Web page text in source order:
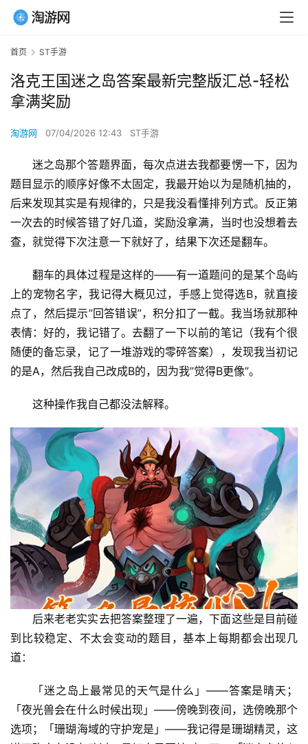
首页 ST手游
洛克王国迷之岛答案最新完整版汇总-轻松
拿满奖励
淘游网 07/04/2026 12:43 ST手游
迷之岛那个答题界面，每次点进去我都要愣一下，因为
题目显示的顺序好像不太固定，我最开始以为是随机抽的，
后来发现其实是有规律的，只是我没看懂排列方式。反正第
一次去的时候答错了好几道，奖励没拿满，当时也没想着去
查，就觉得下次注意一下就好了，结果下次还是翻车。
翻车的具体过程是这样的——有一道题问的是某个岛屿
上的宠物名字，我记得大概见过，手感上觉得选B，就直接
点了，然后提示”回答错误”，积分扣了一截。我当场就那种
表情：好的，我记错了。去翻了一下以前的笔记（我有个很
随便的备忘录，记了一堆游戏的零碎答案），发现我当初记
的是A，然后我自己改成B的，因为我”觉得B更像”。
这种操作我自己都没法解释。
后来老老实实去把答案整理了一遍，下面这些是目前碰
到比较稳定、不太会变动的题目，基本上每期都会出现几
道：
「迷之岛上最常见的天气是什么」——答案是晴天；
「夜光兽会在什么时候出现」——傍晚到夜间，选傍晚那个
选项；「珊瑚海域的守护宠是」——我记得是珊瑚精灵，这